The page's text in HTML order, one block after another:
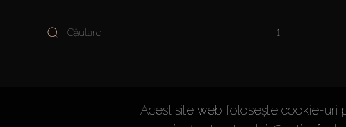
1
Acest site web folosește cookie-uri